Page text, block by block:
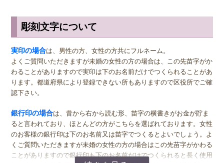
サイズ選びのアドバイス
実印の男性用は、堂々とした大きいサイズの直径16.5ミリまたは18.0
ミリがおすすめです。女性用の実印でフルネームの場合は、15.0ミ
リ。女性用の実印で名のみの場合は、13.5ミリがおすすめです。女性
の方でご結婚されている場合は、ご主人様より小さいものをお選びに
なるのが一般的ですが、同じ大きさの実印でも問題ございません。女
女関係なく大きいものをおすすめします。代表者としての実印をお作
り下さい。印材によっては、21.0ミリもご用意しています。ご入用の
際は、各商品ページにてご確認ください。
銀行印の男性用は、16.5ミリがおすすめです。女性用は、13.5ミリ
彫刻文字について
実印の場合は、男性の方、女性の方共にフルネーム。
よくご質問いただきますが未婚の女性の方の場合は、この先苗字がか
わることがありますので実印は下のお名前だけでつくられることがあ
ります。都道府県により登録できない所もありますので区役所でご確
認下さい。
銀行印の場合は、昔から右から読む形、苗字の横書きがお金が貯ま
ると言われており、ほとんどの方がこちらを選ばれております。女性
のお客様の銀行印は下のお名前又は苗字でつくるとよいでしょう。よ
くご質問いただきますが未婚の女性の方の場合はこの先苗字がかわる
ことがありますので銀行印も下のお名前だけでつくられると長く使用